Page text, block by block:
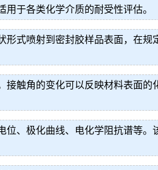
于各类化学介质的耐受性评估。
式喷射到密封胶样品表面，在
触角的变化可以反映材料表面
、极化曲线、电化学阻抗谱等